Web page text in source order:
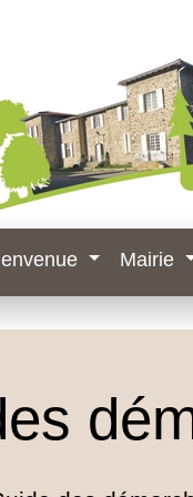
Mairie